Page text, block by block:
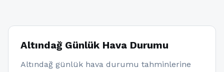
Altındağ Günlük Hava Durumu
Altındağ günlük hava durumu tahminlerine